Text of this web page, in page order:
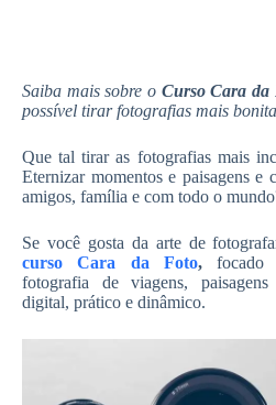
Saiba mais sobre o Curso Cara da
possível tirar fotografias mais
Que tal tirar as fotografias mais
Eternizar momentos e paisagens e
amigos, família e com todo o
Se você gosta da arte de
curso Cara da Foto, focado
fotografia de viagens,
digital, prático e dinâmico.